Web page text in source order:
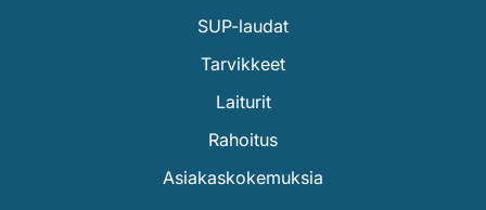
SUP-laudat
Tarvikkeet
Laiturit
Rahoitus
Asiakaskokemuksia